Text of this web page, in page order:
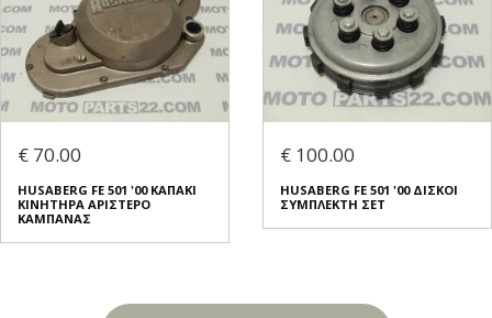
€ 70.00
HUSABERG FE 501 '00 ΚΑΠΑΚΙ
ΚΙΝΗΤΗΡΑ ΑΡΙΣΤΕΡΟ
ΚΑΜΠΑΝΑΣ
€ 100.00
HUSABERG FE 501 '00 ΔΙΣΚΟΙ
ΣΥΜΠΛΕΚΤΗ ΣΕΤ